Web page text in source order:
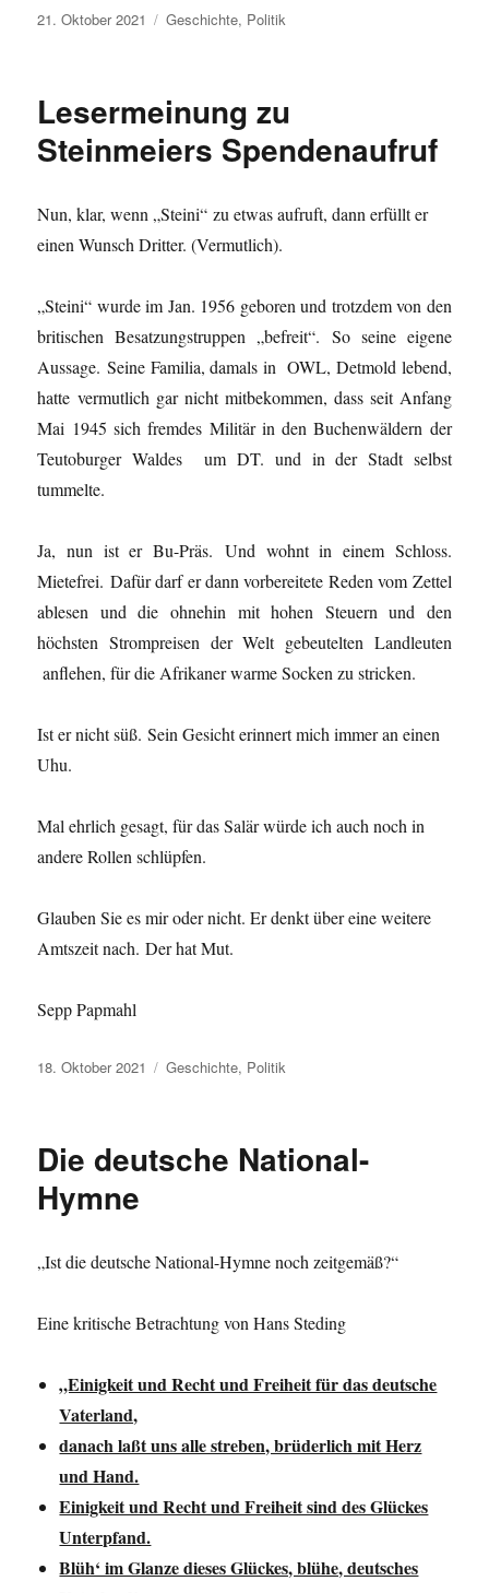
Veröffentlicht
21. Oktober 2021 Kategorien
Geschichte, Politik
Lesermeinung zu
Steinmeiers Spendenaufruf
Nun, klar, wenn „Steini“ zu etwas aufruft, dann erfüllt er
einen Wunsch Dritter. (Vermutlich).
„Steini“ wurde im Jan. 1956 geboren und trotzdem von den
britischen Besatzungstruppen „befreit“. So seine eigene
Aussage. Seine Familia, damals in OWL, Detmold lebend,
hatte vermutlich gar nicht mitbekommen, dass seit Anfang
Mai 1945 sich fremdes Militär in den Buchenwäldern der
Teutoburger Waldes um DT. und in der Stadt selbst
tummelte.
Ja, nun ist er Bu-Präs. Und wohnt in einem Schloss.
Mietefrei. Dafür darf er dann vorbereitete Reden vom Zettel
ablesen und die ohnehin mit hohen Steuern und den
höchsten Strompreisen der Welt gebeutelten Landleuten
anflehen, für die Afrikaner warme Socken zu stricken.
Ist er nicht süß. Sein Gesicht erinnert mich immer an einen
Uhu.
Mal ehrlich gesagt, für das Salär würde ich auch noch in
andere Rollen schlüpfen.
Glauben Sie es mir oder nicht. Er denkt über eine weitere
Amtszeit nach. Der hat Mut.
Sepp Papmahl
Veröffentlicht
18. Oktober 2021 Kategorien
Geschichte, Politik
Die deutsche National-
Hymne
„Ist die deutsche National-Hymne noch zeitgemäß?“
Eine kritische Betrachtung von Hans Steding
„Einigkeit und Recht und Freiheit für das deutsche
Vaterland,
danach laßt uns alle streben, brüderlich mit Herz
und Hand.
Einigkeit und Recht und Freiheit sind des Glückes
Unterpfand.
Blüh‘ im Glanze dieses Glückes, blühe, deutsches